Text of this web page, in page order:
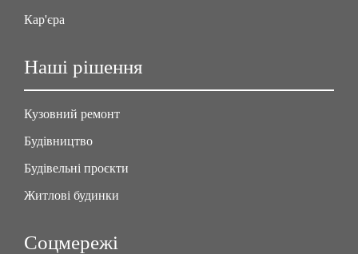
Кар'єра
Наші рішення
Кузовний ремонт
Будівництво
Будівельні проєкти
Житлові будинки
Соцмережі